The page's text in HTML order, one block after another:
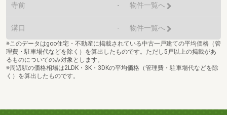
寺前 - 物件一覧へ
溝口 - 物件一覧へ
※このデータはgoo住宅・不動産に掲載されている中古一戸建ての平均価格（管
理費・駐車場代などを除く）を算出したものです。ただし5戸以上の掲載があ
るものについてのみ対象とします。
※周辺駅の価格相場は2LDK・3K・3DKの平均価格（管理費・駐車場代などを除
く）を算出したものです。